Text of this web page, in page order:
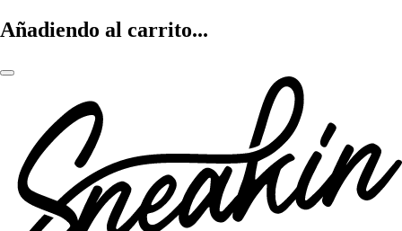
Añadiendo al carrito...